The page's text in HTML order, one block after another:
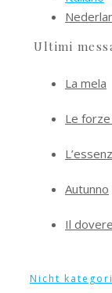
Ultimi
La mela
Le
Autunno
Il
Nicht